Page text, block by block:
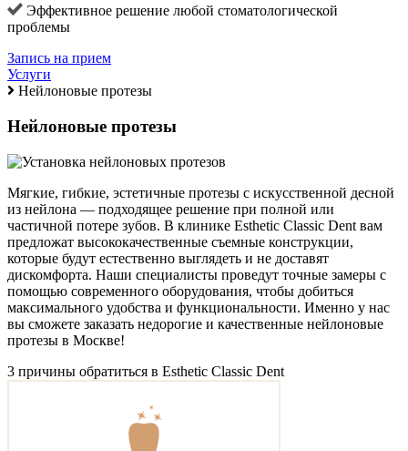
Эффективное решение любой стоматологической
проблемы
Запись на прием
Услуги
Нейлоновые протезы
Нейлоновые протезы
Мягкие, гибкие, эстетичные протезы с искусственной десной
из нейлона — подходящее решение при полной или
частичной потере зубов. В клинике Esthetic Classic Dent вам
предложат высококачественные съемные конструкции,
которые будут естественно выглядеть и не доставят
дискомфорта. Наши специалисты проведут точные замеры с
помощью современного оборудования, чтобы добиться
максимального удобства и функциональности. Именно у нас
вы сможете заказать недорогие и качественные нейлоновые
протезы в Москве!
3 причины обратиться в Esthetic Classic Dent